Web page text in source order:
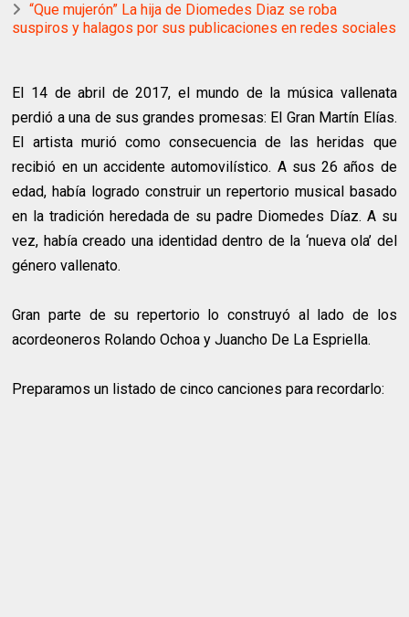
“Que mujerón” La hija de Diomedes Diaz se roba
suspiros y halagos por sus publicaciones en redes sociales
El 14 de abril de 2017, el mundo de la música vallenata
perdió a una de sus grandes promesas: El Gran Martín Elías.
El artista murió como consecuencia de las heridas que
recibió en un accidente automovilístico. A sus 26 años de
edad, había logrado construir un repertorio musical basado
en la tradición heredada de su padre Diomedes Díaz. A su
vez, había creado una identidad dentro de la ‘nueva ola’ del
género vallenato.
Gran parte de su repertorio lo construyó al lado de los
acordeoneros Rolando Ochoa y Juancho De La Espriella.
Preparamos un listado de cinco canciones para recordarlo: